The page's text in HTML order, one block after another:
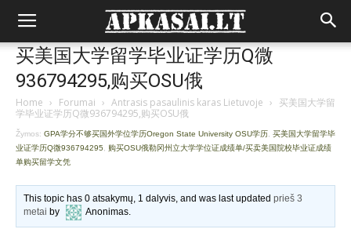
买美国大学留学毕业证学历Q微
936794295,购买OSU俄
Home › Forumai › Antrasis pasaulinis karas Lietuvoje › 买美国大学留
学毕业证学历Q微936794295,购买OSU俄
Žymos: GPA学分不够买国外学位学历Oregon State University OSU学历 买美国大学留学毕
业证学历Q微936794295
购买OSU俄勒冈州立大学学位证成绩单/买卖美国院校毕业证成绩
单购买留学文凭
This topic has 0 atsakymų, 1 dalyvis, and was last updatedprieš 3
metai by Anonimas.